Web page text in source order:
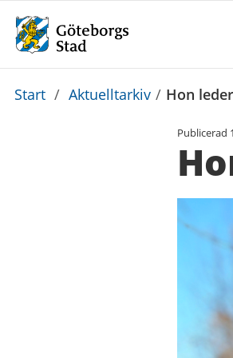
Du
Start / Aktuelltarkiv / Hon
Publicerad